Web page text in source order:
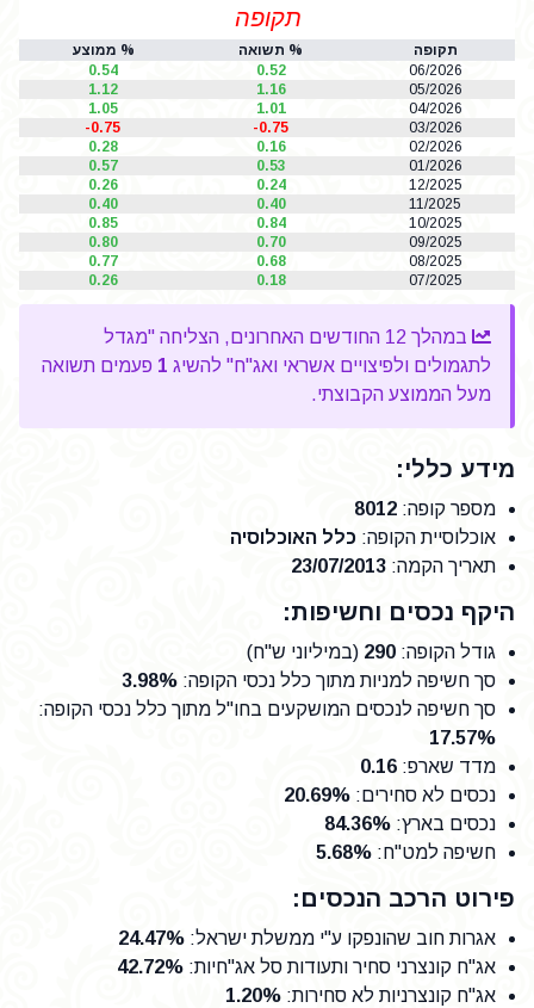
תקופה
תקופה % תשואה
% ממוצע
06/2026
0.52
0.54
05/2026
1.16
1.12
04/2026
1.01
1.05
03/2026
-0.75
-0.75
02/2026
0.16
0.28
01/2026
0.53
0.57
12/2025
0.24
0.26
11/2025
0.40
0.40
10/2025
0.84
0.85
09/2025
0.70
0.80
08/2025
0.68
0.77
07/2025
0.18
0.26
במהלך 12 החודשים האחרונים, הצליחה "מגדל
לתגמולים ולפיצויים אשראי ואג"ח" להשיג 1 פעמים תשואה
מעל הממוצע הקבוצתי.
מידע כללי:
מספר קופה:
8012
אוכלוסיית הקופה: כלל האוכלוסיה
תאריך הקמה:
23/07/2013
היקף נכסים וחשיפות:
גודל הקופה:
290 (במיליוני ש"ח)
סך חשיפה למניות מתוך כלל נכסי הקופה:
3.98%
סך חשיפה לנכסים המושקעים בחו"ל מתוך כלל נכסי הקופה:
17.57%
מדד שארפ:
0.16
נכסים לא סחירים:
20.69%
נכסים בארץ:
84.36%
חשיפה למט"ח:
5.68%
פירוט הרכב הנכסים:
אגרות חוב שהונפקו ע"י ממשלת ישראל:
24.47%
אג"ח קונצרני סחיר ותעודות סל אג"חיות:
42.72%
אג"ח קונצרניות לא סחירות:
1.20%